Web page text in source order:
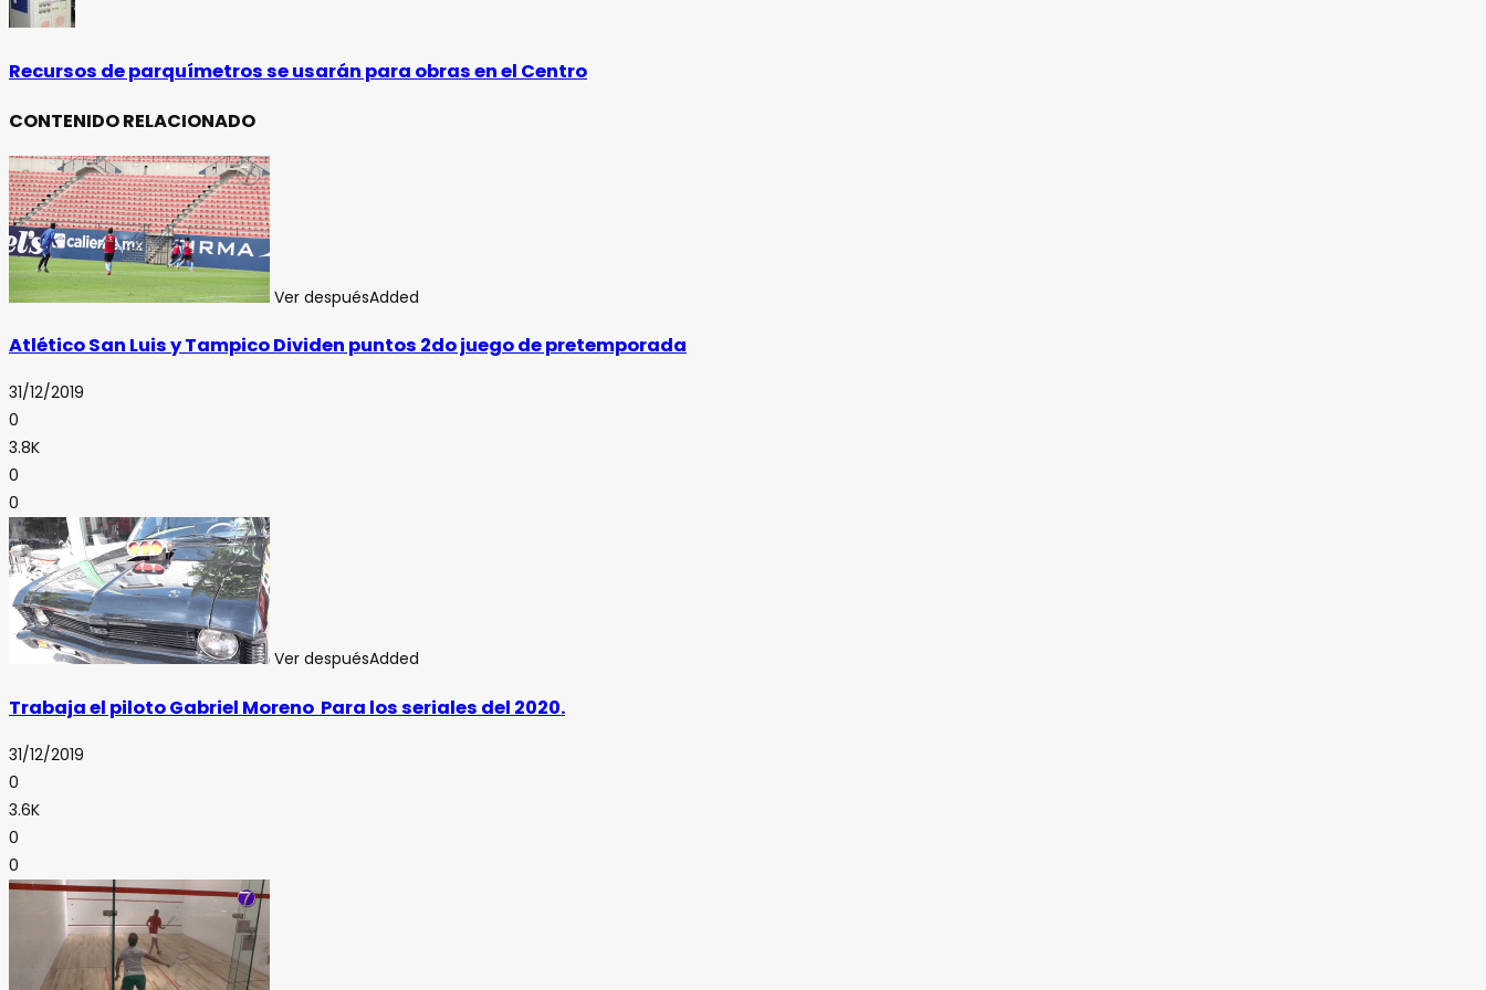
Recursos de parquímetros se usarán para obras en el Centro
CONTENIDO RELACIONADO
Ver despuésAdded
Atlético San Luis y Tampico Dividen puntos 2do juego de pretemporada
31/12/2019
0
3.8K
0
0
Ver despuésAdded
Trabaja el piloto Gabriel Moreno Para los seriales del 2020.
31/12/2019
0
3.6K
0
0